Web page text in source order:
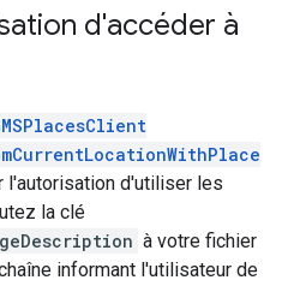
d'accéder à
l'autorisation d'utiliser les
la clé
à votre fichier
informant l'utilisateur de